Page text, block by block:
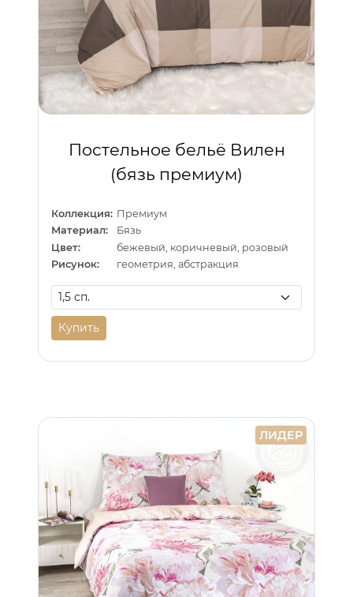
Постельное бельё Вилен
(бязь премиум)
Коллекция: Премиум
Материал:
Бязь
Цвет:
бежевый, коричневый, розовый
Рисунок:
геометрия, абстракция
Купить
ЛИДЕР